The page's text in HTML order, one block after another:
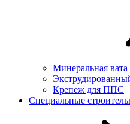
Минеральная вата
Крепеж для ППС
Специальные